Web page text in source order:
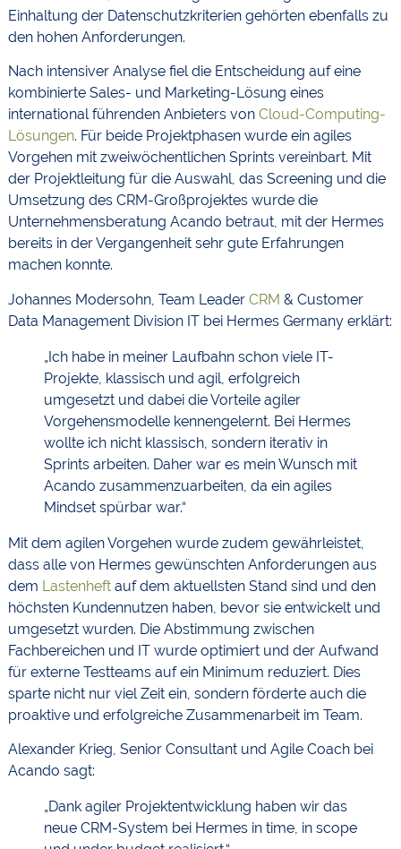
Einhaltung der Datenschutzkriterien gehörten ebenfalls zu
den hohen Anforderungen.
Nach intensiver Analyse fiel die Entscheidung auf eine
kombinierte Sales- und Marketing-Lösung eines
international führenden Anbieters vonCloud-Computing-
Lösungen. Für beide Projektphasen wurde ein agiles
Vorgehen mit zweiwöchentlichen Sprints vereinbart. Mit
der Projektleitung für die Auswahl, das Screening und die
Umsetzung des CRM-Großprojektes wurde die
Unternehmensberatung Acando betraut, mit der Hermes
bereits in der Vergangenheit sehr gute Erfahrungen
machen konnte.
Johannes Modersohn, Team Leader CRM & Customer
Data Management Division IT bei Hermes Germany erklärt:
„Ich habe in meiner Laufbahn schon viele IT-
Projekte, klassisch und agil, erfolgreich
umgesetzt und dabei die Vorteile agiler
Vorgehensmodelle kennengelernt. Bei Hermes
wollte ich nicht klassisch, sondern iterativ in
Sprints arbeiten. Daher war es mein Wunsch mit
Acando zusammenzuarbeiten, da ein agiles
Mindset spürbar war.“
Mit dem agilen Vorgehen wurde zudem gewährleistet,
dass alle von Hermes gewünschten Anforderungen aus
dem Lastenheftauf dem aktuellsten Stand sind und den
höchsten Kundennutzen haben, bevor sie entwickelt und
umgesetzt wurden. Die Abstimmung zwischen
Fachbereichen und IT wurde optimiert und der Aufwand
für externe Testteams auf ein Minimum reduziert. Dies
sparte nicht nur viel Zeit ein, sondern förderte auch die
proaktive und erfolgreiche Zusammenarbeit im Team.
Alexander Krieg, Senior Consultant und Agile Coach bei
Acando sagt:
„Dank agiler Projektentwicklung haben wir das
neue CRM-System bei Hermes in time, in scope